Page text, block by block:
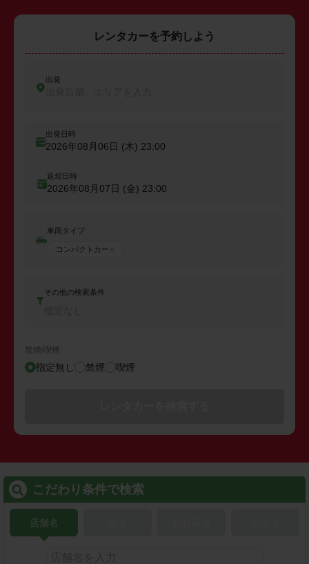
レンタカーを予約しよう
出発
出発日時
2026年08月06日 (木) 23:00
返却日時
2026年08月07日 (金) 23:00
車両タイプ
コンパクトカー
その他の検索条件
禁煙/喫煙
指定無し 禁煙 喫煙
こだわり条件で検索
店舗名